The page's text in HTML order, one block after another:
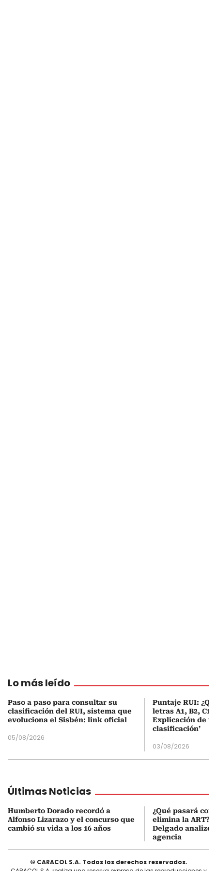
Lo más leído
Paso a paso para consultar su
clasificación del RUI, sistema que
evoluciona el Sisbén: link oficial
05/08/2026
Puntaje RUI:
letras A1, B2, C1
Explicación de
clasificación’
03/08/2026
Últimas Noticias
Humberto Dorado recordó a
Alfonso Lizarazo y el concurso que
cambió su vida a los 16 años
¿Qué pasará con
elimina la ART?
Delgado analizó
agencia
© CARACOL S.A. Todos los derechos reservados.